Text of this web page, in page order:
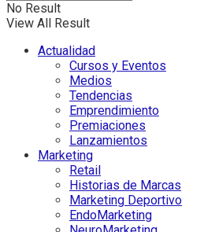
No Result
View All Result
Actualidad
Cursos y Eventos
Medios
Tendencias
Emprendimiento
Premiaciones
Lanzamientos
Marketing
Retail
Historias de Marcas
Marketing Deportivo
EndoMarketing